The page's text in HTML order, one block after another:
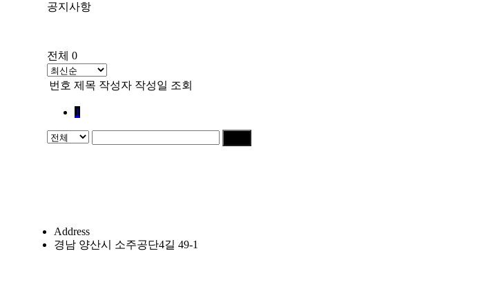
공지사항
전체 0
번호 제목 작성자 작성일 조회
1
Address
경남 양산시 소주공단4길 49-1